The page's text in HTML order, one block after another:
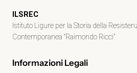
ILSREC
Istituto Ligure per la Storia della
Contemporanea “Raimondo Ricci”
Informazioni Legali